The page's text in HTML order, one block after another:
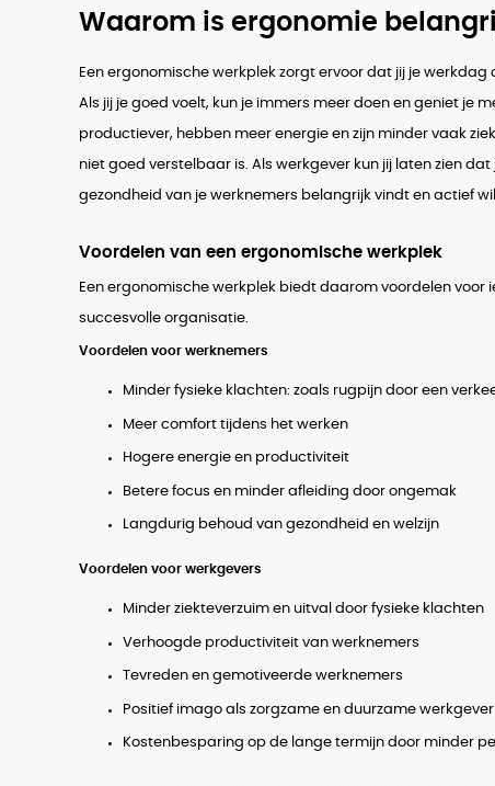
Waarom is ergonomie
Een ergonomische werkplek zorgt ervoor dat jij je
Als jij je goed voelt, kun je immers meer doen en geniet je
productiever, hebben meer energie en zijn minder vaak
niet goed verstelbaar is. Als werkgever kun jij laten zien
gezondheid van je werknemers belangrijk vindt en actief
Voordelen van een ergonomische werkplek
Een ergonomische werkplek biedt daarom voordelen
succesvolle organisatie.
Voordelen voor werknemers
Minder fysieke klachten: zoals rugpijn door een
Meer comfort tijdens het werken
Hogere energie en productiviteit
Betere focus en minder afleiding door ongemak
Langdurig behoud van gezondheid en welzijn
Voordelen voor werkgevers
Minder ziekteverzuim en uitval door fysieke klachten
Verhoogde productiviteit van werknemers
Tevreden en gemotiveerde werknemers
Positief imago als zorgzame en duurzame werkgever
Kostenbesparing op de lange termijn door minder